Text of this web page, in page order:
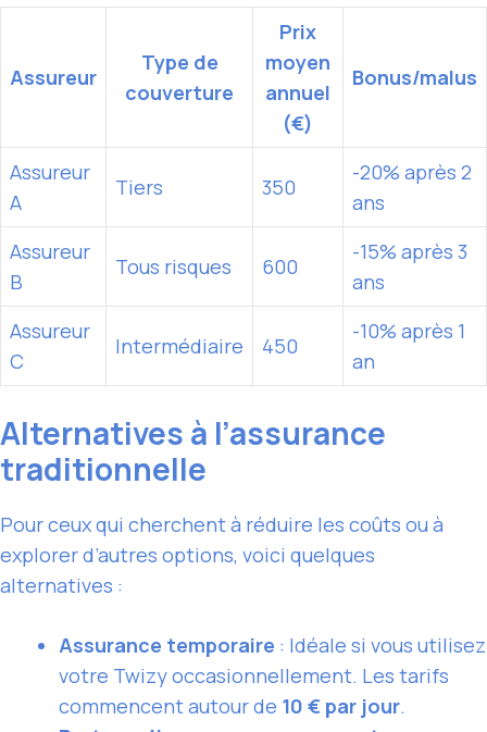
Assureur
Type de
couverture
Prix
moyen
annuel
(€)
Bonus/malus
Assureur
A
Tiers 350
-20% après 2
ans
Assureur
B
Tous risques 600
-15% après 3
ans
Assureur
C
Intermédiaire 450
-10% après 1
an
Alternatives à l’assurance
traditionnelle
Pour ceux qui cherchent à réduire les coûts ou à
explorer d’autres options, voici quelques
alternatives :
Assurance temporaire : Idéale si vous utilisez
votre Twizy occasionnellement. Les tarifs
commencent autour de 10 € par jour.